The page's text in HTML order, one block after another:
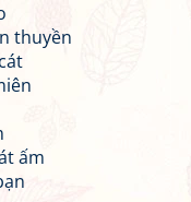
thuyền
ấm